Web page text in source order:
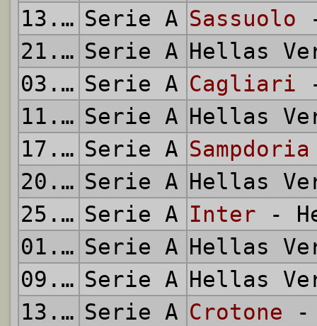
13.03.2021 Serie A Sassuolo
21.03.2021 Serie A Hellas
03.04.2021 Serie A Cagliari
11.04.2021 Serie A Hellas
17.04.2021 Serie A Sampdoria
20.04.2021 Serie A Hellas
25.04.2021 Serie A Inter -
01.05.2021 Serie A Hellas
09.05.2021 Serie A Hellas
13.05.2021 Serie A Crotone -